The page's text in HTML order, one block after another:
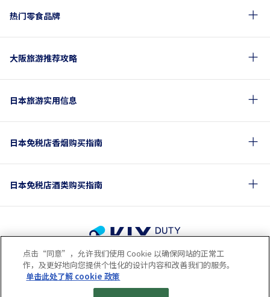
热门零食品牌
大阪旅游推荐攻略
日本旅游实用信息
日本免税店香烟购买指南
日本免税店酒类购买指南
使用条款 隐私保护条款
Cookie政策
关于社交媒体使用规章
点击“同意”，允许我们使用 Cookie 以确保网站的正常工
作，及更好地向您提供个性化的设计内容和改善我们的服务。
单击此处了解 cookie 政策